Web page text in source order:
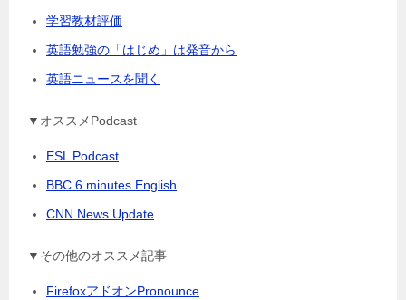
学習教材評価
英語勉強の「はじめ」は発音から
英語ニュースを聞く
▼オススメPodcast
ESL Podcast
BBC 6 minutes English
CNN News Update
▼その他のオススメ記事
FirefoxアドオンPronounce